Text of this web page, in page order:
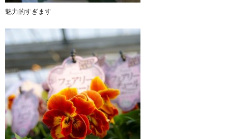
魅力的すぎます